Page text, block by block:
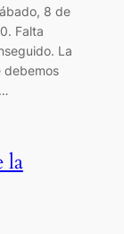
8 de
Falta
La
debemos
la